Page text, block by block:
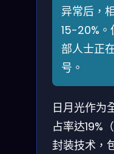
异常后，
15-20%。
部人士正
号。
日月光作为
占率达19%
封装技术，